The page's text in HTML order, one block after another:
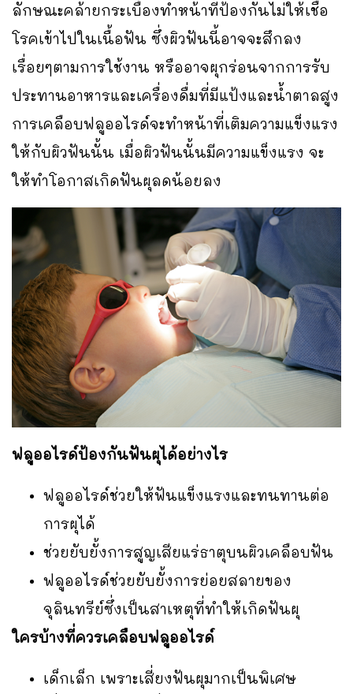
ลักษณะคล้ายกระเบื้องทำหน้าที่ป้องกันไม่ให้เชื้อ
โรคเข้าไปในเนื้อฟัน ซึ่งผิวฟันนี้อาจจะสึกลง
เรื่อยๆตามการใช้งาน หรืออาจผุกร่อนจากการรับ
ประทานอาหารและเครื่องดื่มที่มีแป้งและน้ำตาลสูง
การเคลือบฟลูออไรด์จะทำหน้าที่เติมความแข็งแรง
ให้กับผิวฟันนั้น เมื่อผิวฟันนั้นมีความแข็งแรง จะ
ให้ทำโอกาสเกิดฟันผุลดน้อยลง
ฟลูออไรด์ป้องกันฟันผุได้อย่างไร
ฟลูออไรด์ช่วยให้ฟันแข็งแรงและทนทานต่อ
การผุได้
ช่วยยับยั้งการสูญเสียแร่ธาตุบนผิวเคลือบฟัน
ฟลูออไรด์ช่วยยับยั้งการย่อยสลายของ
จุลินทรีย์ซึ่งเป็นสาเหตุที่ทำให้เกิดฟันผุ
ใครบ้างที่ควรเคลือบฟลูออไรด์
เด็กเล็ก เพราะเสี่ยงฟันผุมากเป็นพิเศษ